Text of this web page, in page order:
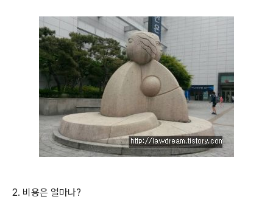
2. 비용은 얼마나?